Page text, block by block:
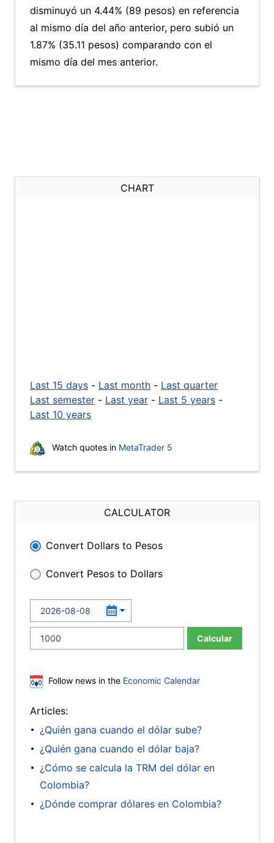
disminuyó un 4.44% (89 pesos) en referencia
al mismo día del año anterior, pero subió un
1.87% (35.11 pesos) comparando con el
mismo día del mes anterior.
CHART
Last 15 days - Last month - Last quarter
Last semester - Last year - Last 5 years -
Last 10 years
Watch quotes in MetaTrader 5
CALCULATOR
Convert Dollars to Pesos
Convert Pesos to Dollars
Calcular
Follow news in the Economic Calendar
Articles:
¿Quién gana cuando el dólar sube?
¿Quién gana cuando el dólar baja?
¿Cómo se calcula la TRM del dólar en
Colombia?
¿Dónde comprar dólares en Colombia?